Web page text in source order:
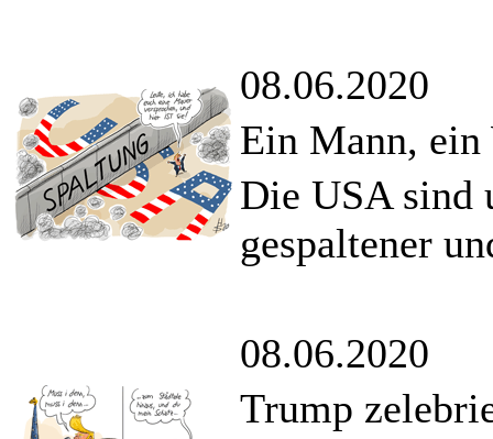
08.06.2020
Ein Mann, ein
Die USA sind
gespaltener
08.06.2020
Trump